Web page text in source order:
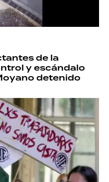
de la
y escándalo
detenido